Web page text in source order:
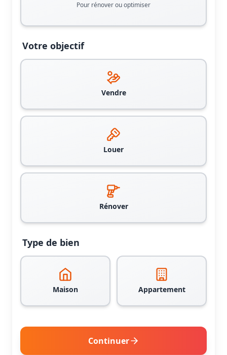
Pour rénover ou optimiser
Votre objectif
Vendre
Louer
Rénover
Type de bien
Maison Appartement
Continuer